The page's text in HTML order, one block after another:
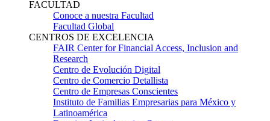
FACULTAD
Conoce a nuestra Facultad
Facultad Global
CENTROS DE EXCELENCIA
FAIR Center for Financial Access, Inclusion and
Research
Centro de Evolución Digital
Centro de Comercio Detallista
Centro de Empresas Conscientes
Instituto de Familias Empresarias para México y
Latinoamérica